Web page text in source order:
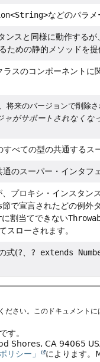
などのパラメ
ンスと同様に動作する
ための静的メソッドを提
ラスのコンポーネントに
来のバージョンで削除さ
ャがサポートされなくな
べての型の共通するス
のスーパー・インタフェ
、プロキシ・インスタン
節で宣言されたどの例外
に割当てできない
スローされます。
式(? ? extends
ださい。このドキュメント
す。
Shores, CA 94065
リシー」 によります。